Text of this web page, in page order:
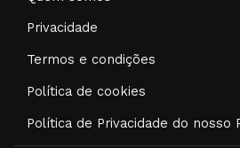
Privacidade
Termos e condições
Política de cookies
Política de Privacidade do nosso